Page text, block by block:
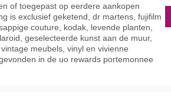
of toegepast op eerdere aankopen
is exclusief geketend, dr martens, fujifilm
couture, kodak, levende planten,
geselecteerde kunst aan de muur,
meubels, vinyl en vivienne
in de uo rewards portemonnee